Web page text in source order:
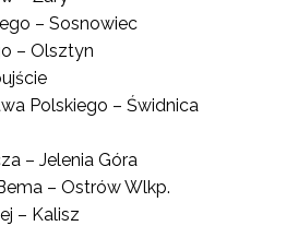
– Sosnowiec
– Olsztyn
Polskiego – Świdnica
– Jelenia Góra
– Ostrów Wlkp.
– Kalisz